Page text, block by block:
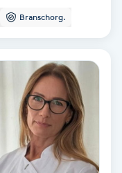
Branschorg.